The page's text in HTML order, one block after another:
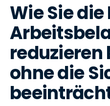
Wie Sie die
reduzieren
ohne die